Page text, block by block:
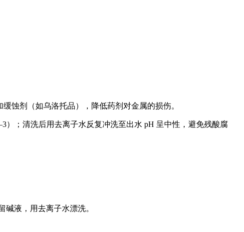
蚀剂（如乌洛托品），降低药剂对金属的损伤。
；清洗后用去离子水反复冲洗至出水 pH 呈中性，避免残酸腐
液，用去离子水漂洗。